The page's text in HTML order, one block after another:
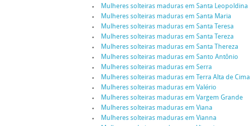
Mulheres solteiras maduras em Santa Leopoldina
Mulheres solteiras maduras em Santa Maria
Mulheres solteiras maduras em Santa Teresa
Mulheres solteiras maduras em Santa Tereza
Mulheres solteiras maduras em Santa Thereza
Mulheres solteiras maduras em Santo Antônio
Mulheres solteiras maduras em Serra
Mulheres solteiras maduras em Terra Alta de Cima
Mulheres solteiras maduras em Valério
Mulheres solteiras maduras em Vargem Grande
Mulheres solteiras maduras em Viana
Mulheres solteiras maduras em Vianna